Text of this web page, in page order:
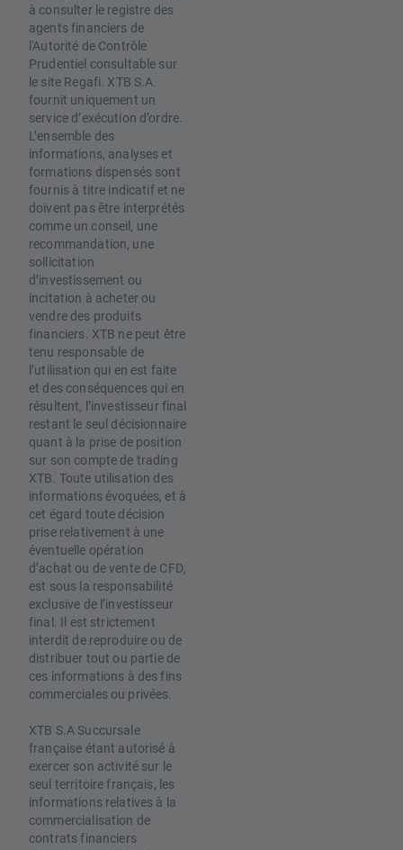
à consulter le registre des
agents financiers de
l'Autorité de Contrôle
Prudentiel consultable sur
le site Regafi. XTB S.A.
fournit uniquement un
service d’exécution d’ordre.
L’ensemble des
informations, analyses et
formations dispensés sont
fournis à titre indicatif et ne
doivent pas être interprétés
comme un conseil, une
recommandation, une
sollicitation
d’investissement ou
incitation à acheter ou
vendre des produits
financiers. XTB ne peut être
tenu responsable de
l’utilisation qui en est faite
et des conséquences qui en
résultent, l’investisseur final
restant le seul décisionnaire
quant à la prise de position
sur son compte de trading
XTB. Toute utilisation des
informations évoquées, et à
cet égard toute décision
prise relativement à une
éventuelle opération
d’achat ou de vente de CFD,
est sous la responsabilité
exclusive de l’investisseur
final. Il est strictement
interdit de reproduire ou de
distribuer tout ou partie de
ces informations à des fins
commerciales ou privées.
XTB S.A Succursale
française étant autorisé à
exercer son activité sur le
seul territoire français, les
informations relatives à la
commercialisation de
contrats financiers